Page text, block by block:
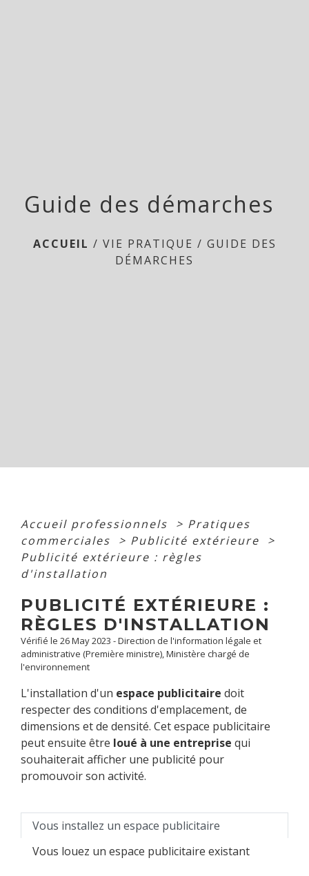
Guide des démarches
ACCUEIL / VIE PRATIQUE / GUIDE DES
DÉMARCHES
Accueil professionnels > Pratiques
commerciales
> Publicité extérieure
>
Publicité extérieure : règles
d'installation
PUBLICITÉ EXTÉRIEURE :
RÈGLES D'INSTALLATION
Vérifié le 26 May 2023 - Direction de l'information légale et
administrative (Première ministre), Ministère chargé de
l'environnement
L'installation d'un espace publicitaire doit
respecter des conditions d'emplacement, de
dimensions et de densité. Cet espace publicitaire
peut ensuite être loué à une entreprise qui
souhaiterait afficher une publicité pour
promouvoir son activité.
Vous installez un espace publicitaire
Vous louez un espace publicitaire existant